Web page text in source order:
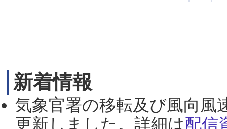
新着情報
気象官署の移転及び風向風
更新しました。詳細は配信